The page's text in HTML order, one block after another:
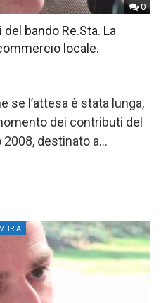
0
bando Re.Sta. La
locale.
se l’attesa è stata lunga,
dei contributi del
2008, destinato a